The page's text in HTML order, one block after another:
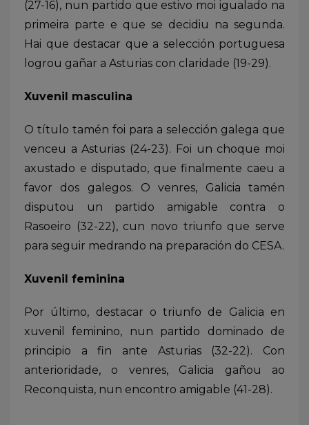
(27-16), nun partido que estivo moi igualado na
primeira parte e que se decidiu na segunda.
Hai que destacar que a selección portuguesa
logrou gañar a Asturias con claridade (19-29).
Xuvenil masculina
O título tamén foi para a selección galega que
venceu a Asturias (24-23). Foi un choque moi
axustado e disputado, que finalmente caeu a
favor dos galegos. O venres, Galicia tamén
disputou un partido amigable contra o
Rasoeiro (32-22), cun novo triunfo que serve
para seguir medrando na preparación do CESA.
Xuvenil feminina
Por último, destacar o triunfo de Galicia en
xuvenil feminino, nun partido dominado de
principio a fin ante Asturias (32-22). Con
anterioridade, o venres, Galicia gañou ao
Reconquista, nun encontro amigable (41-28).